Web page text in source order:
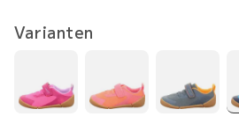
Varianten